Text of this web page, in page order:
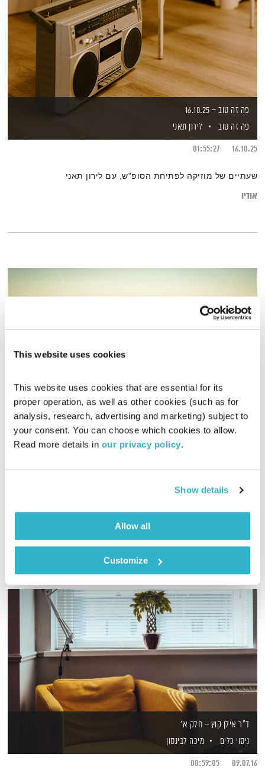
This website uses cookies
This website uses cookies that are essential for its
proper operation, as well as other cookies (such as for
analysis, research, advertising and marketing) subject to
your consent. You can choose which cookies to allow.
Read more details in our privacy policy.
Show details
Allow all
Customize
פה זה טוב – 16.10.25
פה זה טוב
לירון תאני
16.10.25
01:55:27
שעתיים של מוזיקה לפתיחת הסופ"ש, עם לירון תאני
אודיו
רוני פרידמן באולפן
השראה. עכשיו
שרון זליקובסקי
שרון זליקובסקי כרגיל עם שעה נינוחה של מוצאי שבת. הפעם עם
על כך. בהרצאה שנקראת ״תיק אימוץ סודי ביותר״ היא מספרת על
גדילה בצילו של "סוד" משפחתי אפל וגדול.
אודיו
ד"ר אילן קוץ – חלק א'
ניסוי כלים
מיכה לבינסון
09.07.16
00:59:05